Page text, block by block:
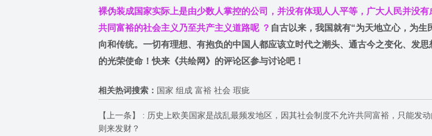
裸伪装成国家实际上是由少数人掌控的公司，并没有体现人人平等，广大人民并没
共同富裕的社会主义乃至共产主义道路呢 ？ 自古以来，我国就有“为天地立心，为
向和传统。一切有理想、有抱负的中国人都应该立时代之潮头、通古今之变化、发
的光荣使命！快来《共绘网》的评论区参与讨论吧！
相关热词搜索： 国家 组成 富裕 社会 瑕疵
【上一条】 : 历史上欧美国家是战乱最频发地区，因其社会制度不允许共同富裕，只能发
则来发财？